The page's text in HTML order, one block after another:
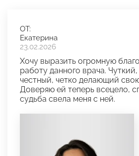
ОТ:
Екатерина
23.02.2026
Хочу выразить огромную
работу данного врача.
честный, четко делающий
Доверяю ей теперь всецело,
судьба свела меня с ней.